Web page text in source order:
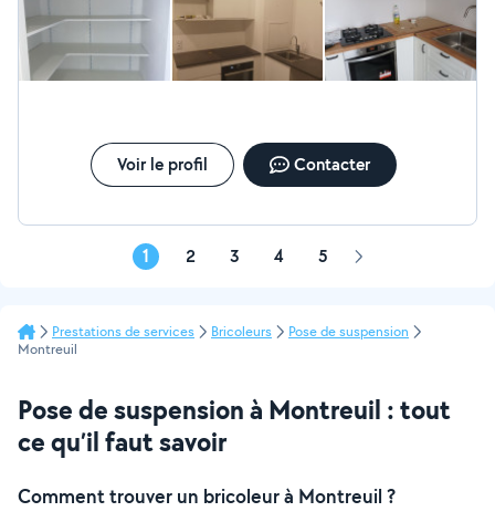
Voir le profil Contacter
1 2 3 4 5 Page
Prestations de services Bricoleurs
Pose de suspension
Montreuil
Pose de suspension à Montreuil : tout
ce qu’il faut savoir
Comment trouver un bricoleur à Montreuil ?